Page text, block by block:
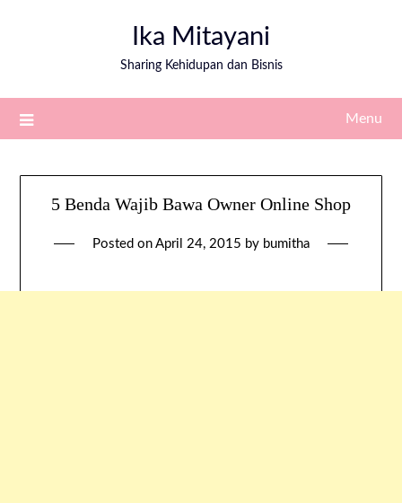
Ika Mitayani
Sharing Kehidupan dan Bisnis
Menu
5 Benda Wajib Bawa Owner Online Shop
Posted on April 24, 2015 by bumitha